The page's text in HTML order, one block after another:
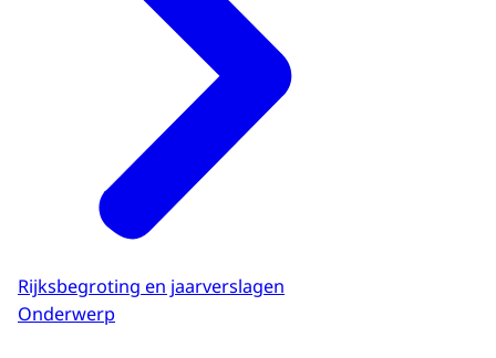
Rijksbegroting en jaarverslagen
Onderwerp